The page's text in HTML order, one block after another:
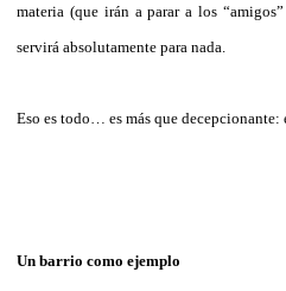
materia (que irán a parar a los
servirá absolutamente para nada.
Eso es todo… es más que decepcionante:
Un barrio como ejemplo